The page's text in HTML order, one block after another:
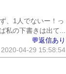
、1人でないー！っ
の下書きは出て...
💬返信あり
2020-04-29 15:58:54